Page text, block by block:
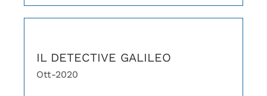
IL DETECTIVE GALILEO
Ott-2020